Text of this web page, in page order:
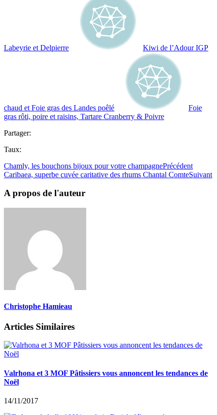
Labeyrie et Delpierre Kiwi de l’Adour IGP
chaud et Foie gras des Landes poêlé
Foie
gras rôti, poire et raisins, Tartare Cranberry & Poivre
Partager:
Taux:
Chamly, les bouchons bijoux pour votre champagnePrécédent
Caribaea, superbe cuvée caritative des rhums Chantal ComteSuivant
A propos de l'auteur
Christophe Hamieau
Articles Similaires
Valrhona et 3 MOF Pâtissiers vous annoncent les tendances de
Noël
14/11/2017